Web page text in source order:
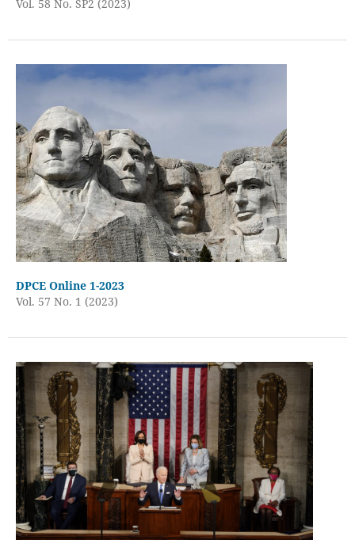
Vol. 58 No. SP2 (2023)
DPCE Online 1-2023
Vol. 57 No. 1 (2023)